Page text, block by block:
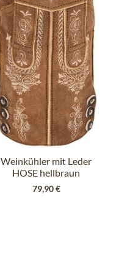
Weinkühler mit Leder
HOSE hellbraun
79,90 €